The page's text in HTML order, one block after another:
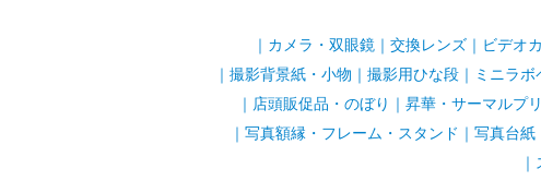
カメラ・双眼鏡 交換レンズ ビデオ
撮影背景紙・小物 撮影用ひな段 ミニラ
店頭販促品・のぼり 昇華・サーマルプ
写真額縁・フレーム・スタンド 写真台紙